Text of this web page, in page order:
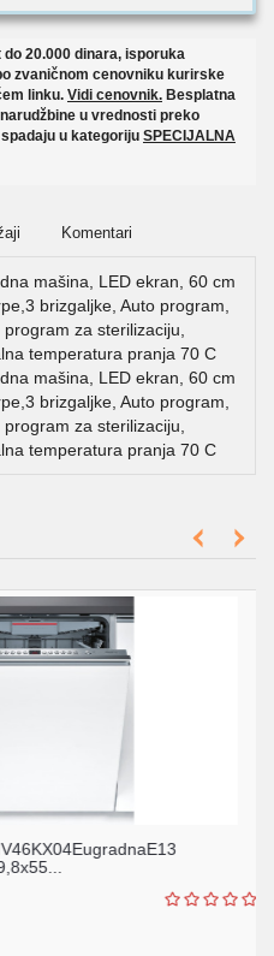
20.000 dinara, isporuka
zvaničnom cenovniku kurirske
linku. Vidi cenovnik. Besplatna
u vrednosti preko
u kategoriju SPECIJALNA
Komentari
mašina, LED ekran, 60 cm
brizgaljke, Auto program,
za sterilizaciju,
temperatura pranja 70 C
mašina, LED ekran, 60 cm
brizgaljke, Auto program,
za sterilizaciju,
temperatura pranja 70 C